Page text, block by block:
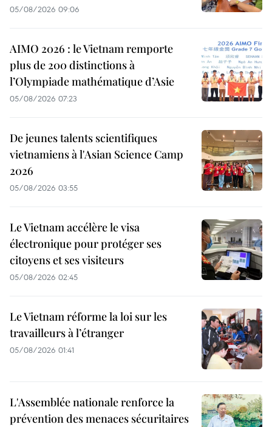
05/08/2026 09:06
AIMO 2026 : le Vietnam remporte
plus de 200 distinctions à
l’Olympiade mathématique d’Asie
05/08/2026 07:23
De jeunes talents scientifiques
vietnamiens à l'Asian Science Camp
2026
05/08/2026 03:55
Le Vietnam accélère le visa
électronique pour protéger ses
citoyens et ses visiteurs
05/08/2026 02:45
Le Vietnam réforme la loi sur les
travailleurs à l’étranger
05/08/2026 01:41
L'Assemblée nationale renforce la
prévention des menaces sécuritaires